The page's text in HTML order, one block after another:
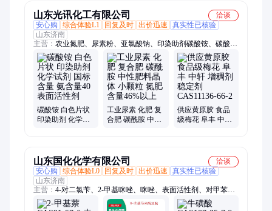
山东光讯化工有限公司
洽谈
安心购
综合体验L1 回复及时 出价迅速
真实性已核验
山东济南
主营： 农业氮肥、尿素粉、亚氯酸钠、印染助剂碳酸铵、碳酸
铵、氯化石蜡、亚磷酸、氨水、磷酸一铵、硼酸、硫酸钾、硼砂
碳酸铵 白色片状
印染助剂 化学试
工业尿素 化肥 复
合肥 碳酰胺 中性
供应黄原胶 食品
级梅花 阜丰 中轩
山东国化化学有限公司
洽谈
安心购
综合体验L0 回复及时 出价迅速
真实性已核验
山东济南
主营： 4-对二氯苄、2-甲基咪唑、咪唑、表面活性剂、对甲苯磺
酸、防染盐S、黄血盐钾、聚六亚甲基胍盐酸盐、红丹粉、黄丹